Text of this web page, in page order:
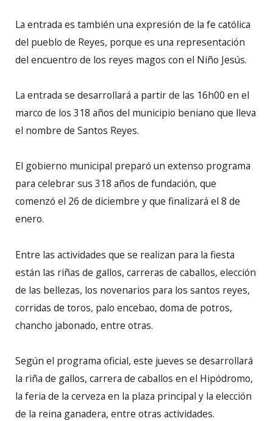
La entrada es también una expresión de la fe católica
del pueblo de Reyes, porque es una representación
del encuentro de los reyes magos con el Niño Jesús.
La entrada se desarrollará a partir de las 16h00 en el
marco de los 318 años del municipio beniano que lleva
el nombre de Santos Reyes.
El gobierno municipal preparó un extenso programa
para celebrar sus 318 años de fundación, que
comenzó el 26 de diciembre y que finalizará el 8 de
enero.
Entre las actividades que se realizan para la fiesta
están las riñas de gallos, carreras de caballos, elección
de las bellezas, los novenarios para los santos reyes,
corridas de toros, palo encebao, doma de potros,
chancho jabonado, entre otras.
Según el programa oficial, este jueves se desarrollará
la riña de gallos, carrera de caballos en el Hipódromo,
la feria de la cerveza en la plaza principal y la elección
de la reina ganadera, entre otras actividades.